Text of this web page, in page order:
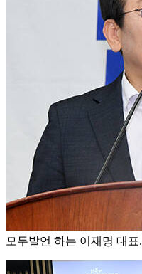
모두발언 하는 이재명 대표.